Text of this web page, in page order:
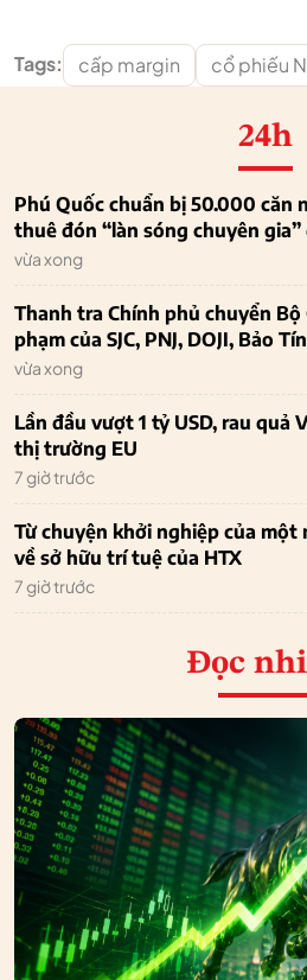
Tags: cấp margin cổ phiếu
24h
Phú Quốc chuẩn bị 50.000 căn
thuê đón “làn sóng chuyên gia”
vừa xong
Thanh tra Chính phủ chuyển
phạm của SJC, PNJ, DOJI, Bảo
vừa xong
Lần đầu vượt 1 tỷ USD, rau quả
thị trường EU
7 giờ trước
Từ chuyện khởi nghiệp của một
về sở hữu trí tuệ của HTX
7 giờ trước
Đọc